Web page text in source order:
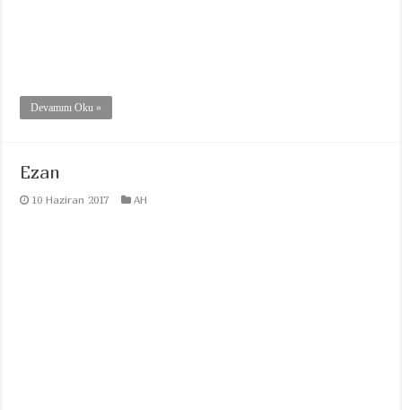
Devamını Oku »
Ezan
10 Haziran 2017 AH